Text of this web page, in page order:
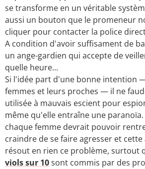
se transforme en un véritable
aussi un bouton que le promeneur
cliquer pour contacter la police
A condition d'avoir suffisament de
un ange-gardien qui accepte de
quelle heure...
Si l'idée part d'une bonne intention
femmes et leurs proches — il ne
utilisée à mauvais escient pour
même qu'elle entraîne une
chaque femme devrait pouvoir
craindre de se faire agresser et
résout en rien ce problème, surtout
viols sur 10sont commis par des